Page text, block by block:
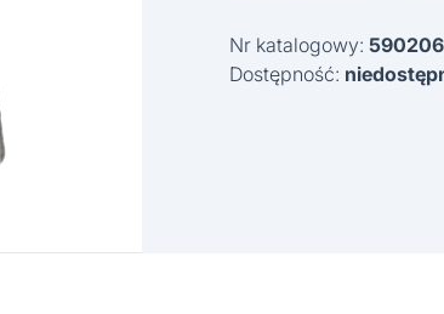
398 zł.
Nr katalogowy:
Dostępność: